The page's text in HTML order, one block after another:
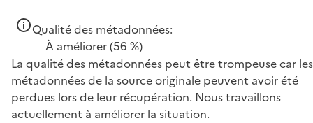
Qualité des métadonnées:
À améliorer(56 %)
La qualité des métadonnées peut être trompeuse car les
métadonnées de la source originale peuvent avoir été
perdues lors de leur récupération. Nous travaillons
actuellement à améliorer la situation.